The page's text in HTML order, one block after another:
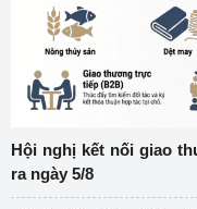
Hội nghị kết nối giao
ra ngày 5/8